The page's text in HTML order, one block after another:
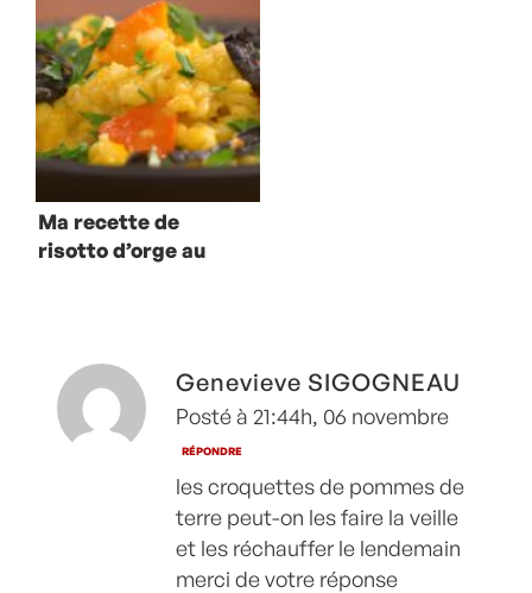
Ma recette de
risotto d’orge au
Genevieve SIGOGNEAU
Posté à 21:44h, 06 novembre
RÉPONDRE
les croquettes de pommes de
terre peut-on les faire la veille
et les réchauffer le lendemain
merci de votre réponse